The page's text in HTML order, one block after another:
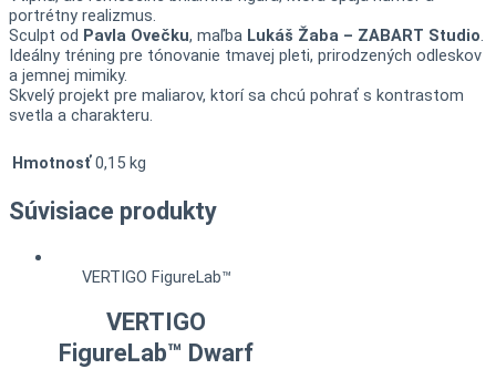
portrétny realizmus.
Sculpt od Pavla Ovečku, maľba Lukáš Žaba – ZABART Studio.
Ideálny tréning pre tónovanie tmavej pleti, prirodzených odleskov
a jemnej mimiky.
Skvelý projekt pre maliarov, ktorí sa chcú pohrať s kontrastom
svetla a charakteru.
Hmotnosť 0,15 kg
Súvisiace produkty
VERTIGO FigureLab™
VERTIGO
FigureLab™ Dwarf